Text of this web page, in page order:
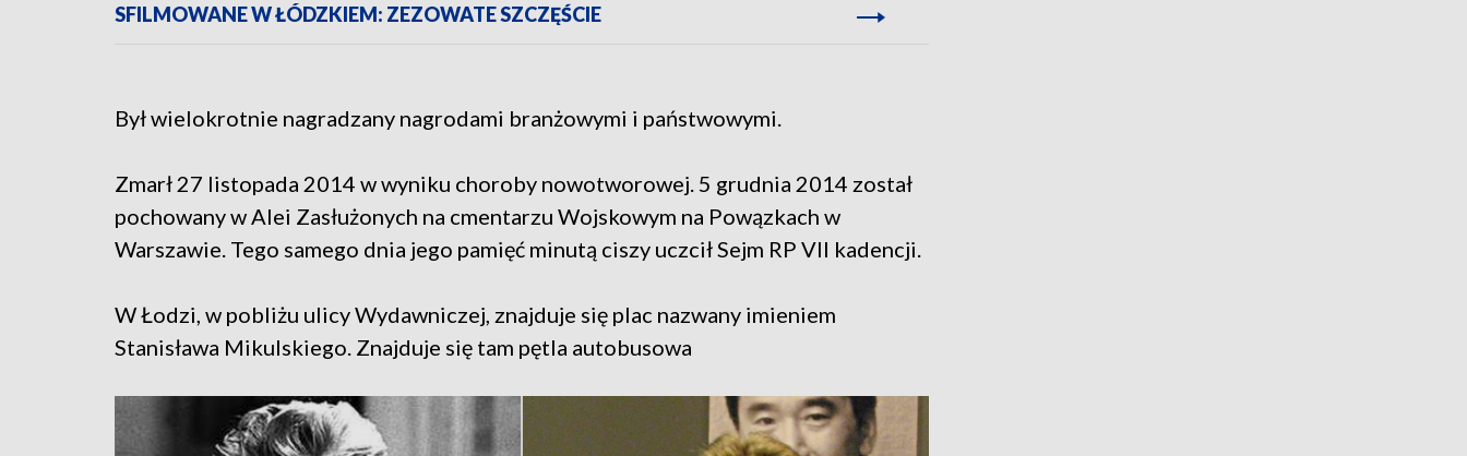
SFILMOWANE W ŁÓDZKIEM: ZEZOWATE SZCZĘŚCIE
Był wielokrotnie nagradzany nagrodami branżowymi i państwowymi.
Zmarł 27 listopada 2014 w wyniku choroby nowotworowej. 5 grudnia 2014 został
pochowany w Alei Zasłużonych na cmentarzu Wojskowym na Powązkach w
Warszawie. Tego samego dnia jego pamięć minutą ciszy uczcił Sejm RP VII kadencji.
W Łodzi, w pobliżu ulicy Wydawniczej, znajduje się plac nazwany imieniem
Stanisława Mikulskiego. Znajduje się tam pętla autobusowa